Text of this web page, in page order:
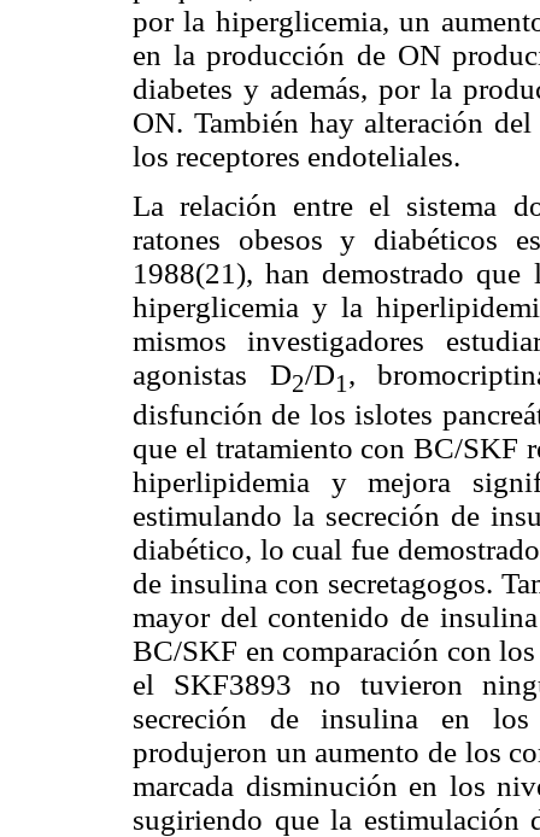
por la hiperglicemia, un
en la producción de ON
diabetes y además, por la
ON. También hay alteración
los receptores endoteliales.
La relación entre el sistema
ratones obesos y diabéticos
1988(21), han demostrado
hiperglicemia y la
mismos investigadores
agonistas D2/D1 ,
disfunción de los islotes
que el tratamiento con BC/SKF
hiperlipidemia y mejora
estimulando la secreción de
diabético, lo cual fue
de insulina con secretagogos.
mayor del contenido de
BC/SKF en comparación con
el SKF3893 no tuvieron
secreción de insulina en
produjeron un aumento de los
marcada disminución en los
sugiriendo que la estimulación